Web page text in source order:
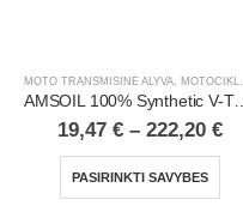
MOTO TRANSMISINĖ ALYVA MOTOCIKLAI, ATV/UTV
AMSOIL 100% Synthetic V-Twin Transmission Fluid
19,47 € – 222,20 €
PASIRINKTI SAVYBES